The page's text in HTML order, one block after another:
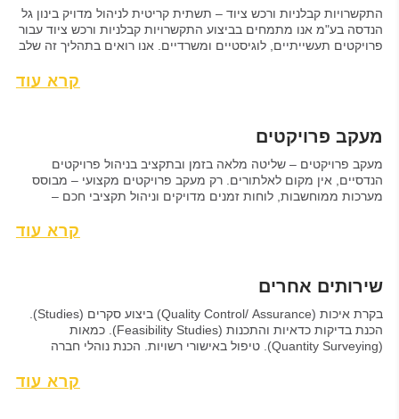
התקשרויות קבלניות ורכש ציוד – תשתית קריטית לניהול מדויק בינון גל
הנדסה בע"מ אנו מתמחים בביצוע התקשרויות קבלניות ורכש ציוד עבור
פרויקטים תעשייתיים, לוגיסטיים ומשרדיים. אנו רואים בתהליך זה שלב
וספקים. ההתנהלות מבוססת על ידע הנדסי, ניסיון רב והקפדה על תקני
קרא עוד
מעקב פרויקטים
מעקב פרויקטים – שליטה מלאה בזמן ובתקציב בניהול פרויקטים
הנדסיים, אין מקום לאלתורים. רק מעקב פרויקטים מקצועי – מבוסס
מערכות ממוחשבות, לוחות זמנים מדויקים וניהול תקציבי חכם –
בעזרת תשתיות מתקדמות, ליווי הנדסי מלא וכלים חכמים לניהולקרא עוד
שירותים אחרים
בקרת איכות (Quality Control/ Assurance) ביצוע סקרים (Studies).
הכנת בדיקות כדאיות והתכנות (Feasibility Studies). כמאות
(Quantity Surveying). טיפול באישורי רשויות. הכנת נוהלי חברה
קרא עוד